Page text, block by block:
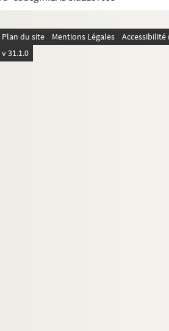
Plan du site Mentions Légales
v 31.1.0